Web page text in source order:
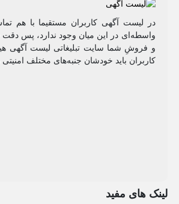
در لیست آگهی کاربران مستقیما با هم
واسطه‌ای در این میان وجود ندارد، پس دقت
و فروشِ شما سایت تبلیغاتی لیست آگهی
کاربران باید خودشان جنبه‌های مختلف امنیتی
لینک های مفید